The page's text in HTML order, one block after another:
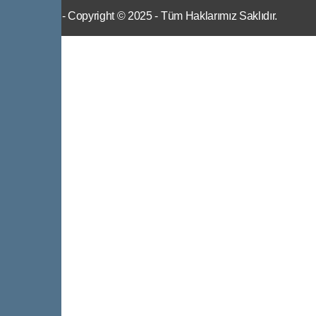
- Copyright © 2025 - Tüm Haklarımız Saklıdır.